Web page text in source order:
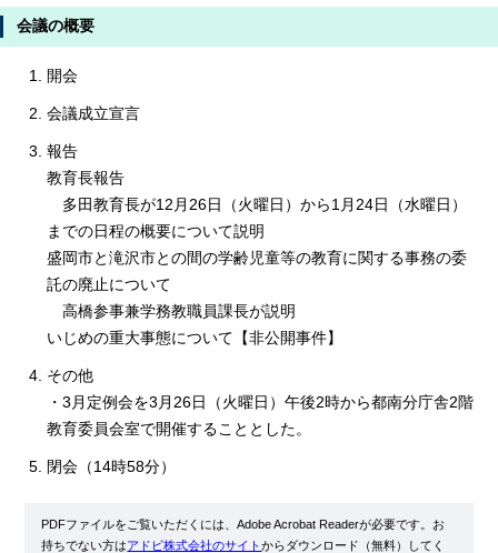
会議の概要
開会
会議成立宣言
報告
教育長報告
多田教育長が12月26日（火曜日）から1月24日（水曜日）
までの日程の概要について説明
盛岡市と滝沢市との間の学齢児童等の教育に関する事務の委
託の廃止について
高橋参事兼学務教職員課長が説明
いじめの重大事態について【非公開事件】
その他
・3月定例会を3月26日（火曜日）午後2時から都南分庁舎2階
教育委員会室で開催することとした。
閉会（14時58分）
PDFファイルをご覧いただくには、Adobe Acrobat Readerが必要です。お
持ちでない方はアドビ株式会社のサイトからダウンロード（無料）してく